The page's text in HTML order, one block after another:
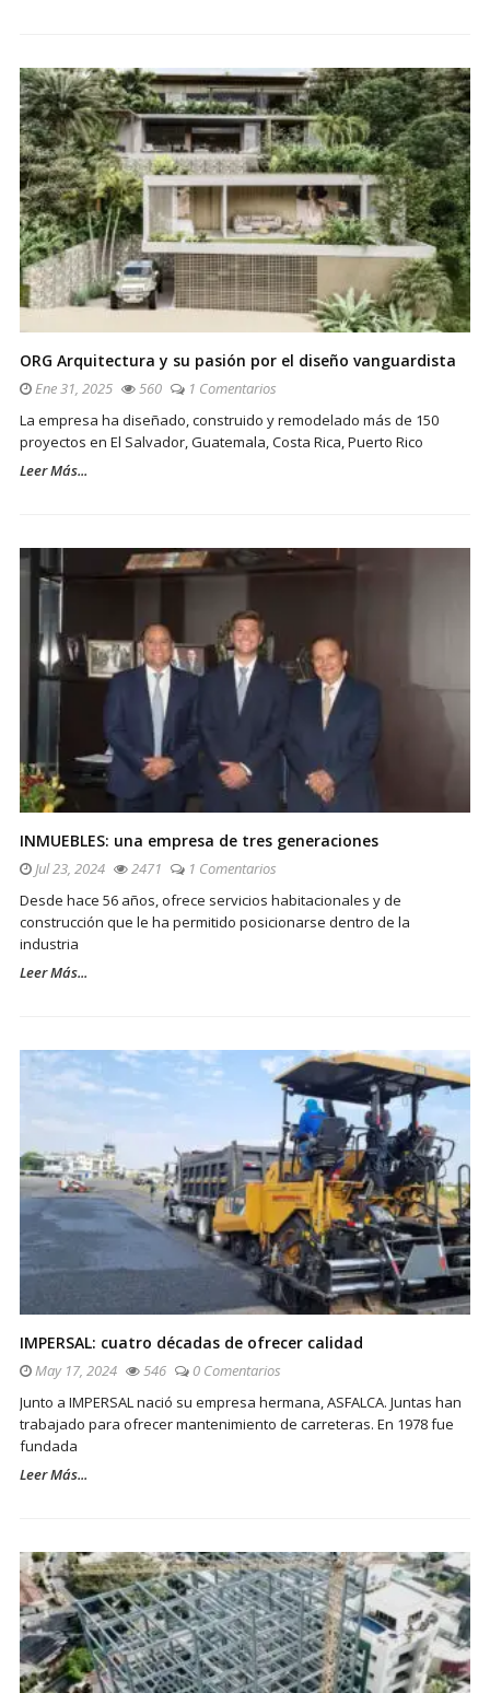
ORG Arquitectura y su pasión por el diseño vanguardista
Ene 31, 2025 560
1 Comentarios
La empresa ha diseñado, construido y remodelado más de 150
proyectos en El Salvador, Guatemala, Costa Rica, Puerto Rico
Leer Más...
INMUEBLES: una empresa de tres generaciones
Jul 23, 2024 2471
1 Comentarios
Desde hace 56 años, ofrece servicios habitacionales y de
construcción que le ha permitido posicionarse dentro de la
industria
Leer Más...
IMPERSAL: cuatro décadas de ofrecer calidad
May 17, 2024 546
0 Comentarios
Junto a IMPERSAL nació su empresa hermana, ASFALCA. Juntas han
trabajado para ofrecer mantenimiento de carreteras. En 1978 fue
fundada
Leer Más...